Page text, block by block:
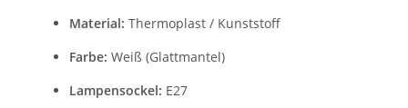
Material: Thermoplast / Kunststoff
Farbe: Weiß (Glattmantel)
Lampensockel: E27